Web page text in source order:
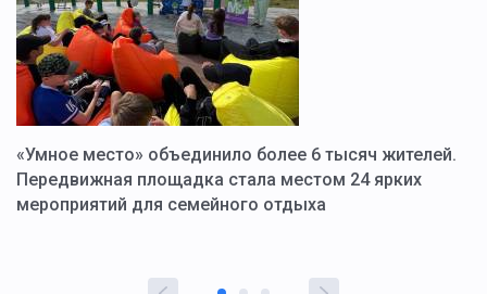
«Умное место» объединило более 6 тысяч жителей.
Передвижная площадка стала местом 24 ярких
мероприятий для семейного отдыха